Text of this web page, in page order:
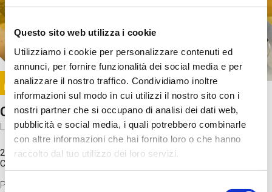
Questo sito web utilizza i cookie
Utilizziamo i cookie per personalizzare contenuti ed
annunci, per fornire funzionalità dei social media e per
analizzare il nostro traffico. Condividiamo inoltre
informazioni sul modo in cui utilizzi il nostro sito con i
nostri partner che si occupano di analisi dei dati web,
pubblicità e social media, i quali potrebbero combinarle
con altre informazioni che hai fornito loro o che hanno
raccolto dal tuo utilizzo dei loro servizi.
Selezione
Image
SUNDAY@STEP
Come funziona il cervello?
Laboratorio
20 Set 2026 / 11:15 - 13:00
Costo
Proveremo a costruire un cervello in cartoncino cercando di